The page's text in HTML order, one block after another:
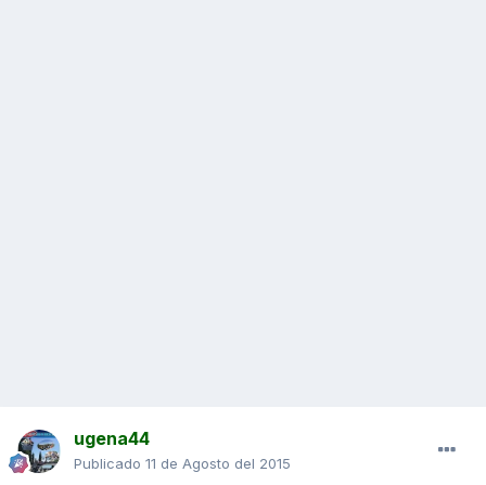
ugena44
Publicado 11 de Agosto del 2015